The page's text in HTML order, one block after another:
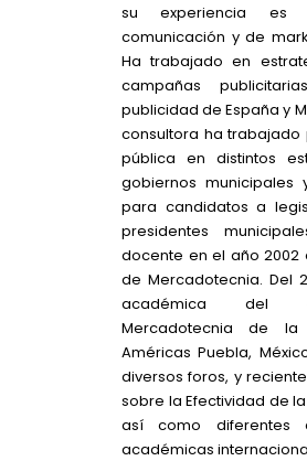
su experiencia es
comunicación y de
Ha trabajado en
campañas
publicidad de España y
consultora ha
pública en distintos
gobiernos municipales
para candidatos a
presidentes
docente en el año 2002
de Mercadotecnia. Del
académica del
Mercadotecnia de
Américas Puebla,
diversos foros, y
sobre la Efectividad de
así como diferentes
académicas